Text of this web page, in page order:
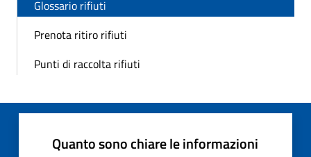
Glossario rifiuti
Prenota ritiro rifiuti
Punti di raccolta rifiuti
Quanto sono chiare le informazioni